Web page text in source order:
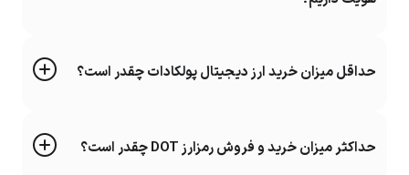
حداقل میزان خرید ارز دیجیتال پولکادات چقدر است؟
حداکثر میزان خرید و فروش رمزارز DOT چقدر است؟